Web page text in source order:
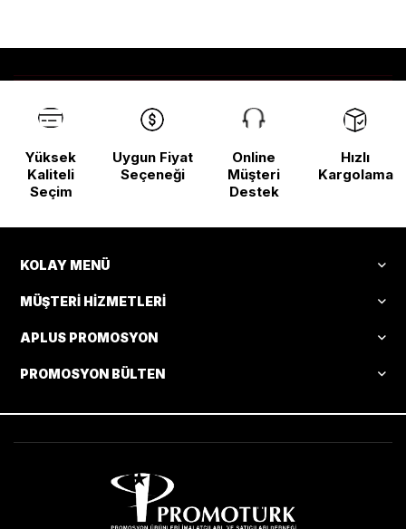
Yüksek
Kaliteli
Seçim
Uygun Fiyat
Seçeneği
Online
Müşteri
Destek
Hızlı
Kargolama
KOLAY MENÜ
MÜŞTERI HIZMETLERI
APLUS PROMOSYON
PROMOSYON BÜLTEN